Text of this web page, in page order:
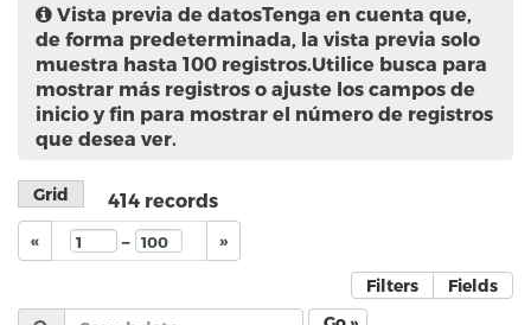
Vista previa de datosTenga en cuenta que,
de forma predeterminada, la vista previa solo
muestra hasta 100 registros.Utilice busca para
mostrar más registros o ajuste los campos de
inicio y fin para mostrar el número de registros
que desea ver.
Grid 414 records
« – »
Filters
Fields